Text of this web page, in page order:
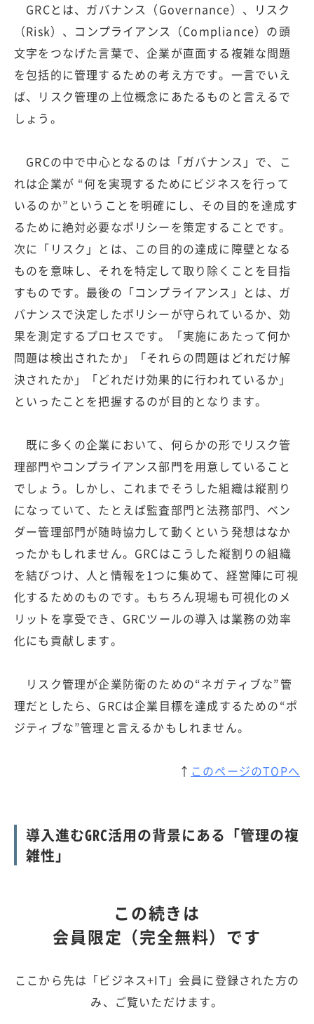
GRCとは、ガバナンス（Governance）、リスク
（Risk）、コンプライアンス（Compliance）の頭
文字をつなげた言葉で、企業が直面する複雑な問題
を包括的に管理するための考え方です。一言でいえ
ば、リスク管理の上位概念にあたるものと言えるで
しょう。
GRCの中で中心となるのは「ガバナンス」で、こ
れは企業が “何を実現するためにビジネスを行って
いるのか”ということを明確にし、その目的を達成す
るために絶対必要なポリシーを策定することです。
次に「リスク」とは、この目的の達成に障壁となる
ものを意味し、それを特定して取り除くことを目指
すものです。最後の「コンプライアンス」とは、ガ
バナンスで決定したポリシーが守られているか、効
果を測定するプロセスです。「実施にあたって何か
問題は検出されたか」「それらの問題はどれだけ解
決されたか」「どれだけ効果的に行われているか」
といったことを把握するのが目的となります。
既に多くの企業において、何らかの形でリスク管
理部門やコンプライアンス部門を用意していること
でしょう。しかし、これまでそうした組織は縦割り
になっていて、たとえば監査部門と法務部門、ベン
ダー管理部門が随時協力して動くという発想はなか
ったかもしれません。GRCはこうした縦割りの組織
を結びつけ、人と情報を1つに集めて、経営陣に可視
化するためのものです。もちろん現場も可視化のメ
リットを享受でき、GRCツールの導入は業務の効率
化にも貢献します。
リスク管理が企業防衛のための“ネガティブな”管
理だとしたら、GRCは企業目標を達成するための“ポ
ジティブな”管理と言えるかもしれません。
↑ このページのTOPへ
導入進むGRC活用の背景にある「管理の複
雑性」
この続きは
会員限定（完全無料）です
ここから先は「ビジネス+IT」会員に登録された方の
み、ご覧いただけます。